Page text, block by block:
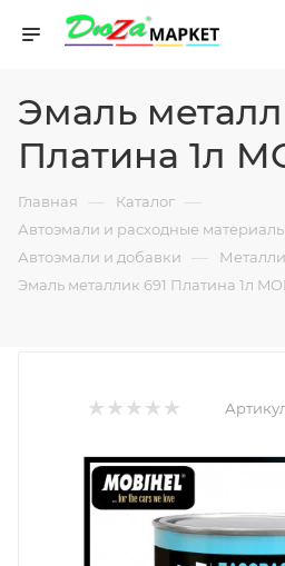
Эмаль
Платина 1л
Главная — Каталог —
Автоэмали и расходные материалы
Автоэмали и добавки —
Эмаль металлик 691 Платина 1л